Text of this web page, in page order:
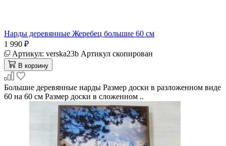
Нарды деревянные Жеребец большие 60 см
1 990 ₽
Артикул: verska23b Артикул скопирован
В корзину
Большие деревянные нарды Размер доски в разложенном виде
60 на 60 см Размер доски в сложенном ..